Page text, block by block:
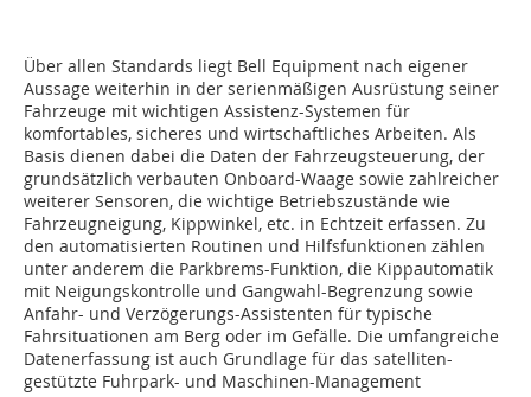
Über allen Standards liegt Bell Equipment nach eigener
Aussage weiterhin in der serienmäßigen Ausrüstung seiner
Fahrzeuge mit wichtigen Assistenz-Systemen für
komfortables, sicheres und wirtschaftliches Arbeiten. Als
Basis dienen dabei die Daten der Fahrzeugsteuerung, der
grundsätzlich verbauten Onboard-Waage sowie zahlreicher
weiterer Sensoren, die wichtige Betriebszustände wie
Fahrzeugneigung, Kippwinkel, etc. in Echtzeit erfassen. Zu
den automatisierten Routinen und Hilfsfunktionen zählen
unter anderem die Parkbrems-Funktion, die Kippautomatik
mit Neigungskontrolle und Gangwahl-Begrenzung sowie
Anfahr- und Verzögerungs-Assistenten für typische
Fahrsituationen am Berg oder im Gefälle. Die umfangreiche
Datenerfassung ist auch Grundlage für das satelliten-
gestützte Fuhrpark- und Maschinen-Management